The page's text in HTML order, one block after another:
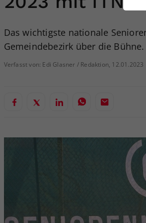
Das wichtigste nationale
Gemeindebezirk über die Bühne.
Verfasst von: Edi Glasner / Redaktion, 12.01.2023